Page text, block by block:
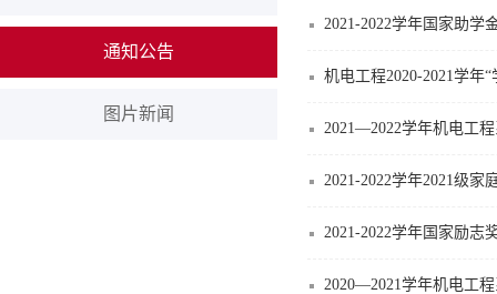
通知公告
图片新闻
2021-2022学年国家助学
机电工程2020-2021学年
2021—2022学年机电工
2021-2022学年2021级家
2021-2022学年国家励志
2020—2021学年机电工